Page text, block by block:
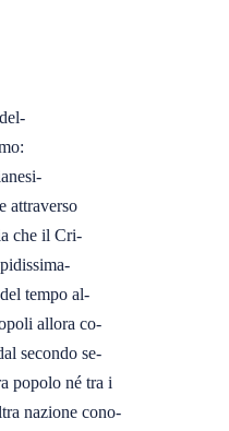
attraverso
che il Cri-
tempo al-
allora co-
secondo se-
popolo né tra i
nazione cono-